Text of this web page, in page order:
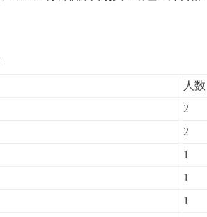
人数
2
2
1
1
1